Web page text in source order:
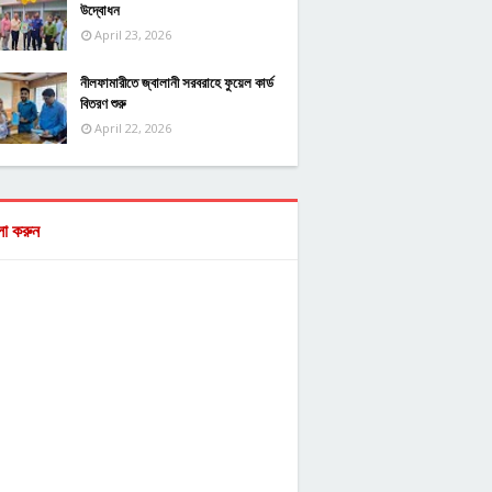
উদ্বোধন
April 23, 2026
নীলফামারীতে জ্বালানী সরবরাহে ফুয়েল কার্ড
বিতরণ শুরু
April 22, 2026
করুন